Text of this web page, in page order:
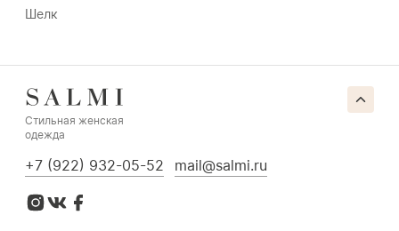
Шелк
Стильная женская
одежда
+7 (922) 932-05-52 mail@salmi.ru